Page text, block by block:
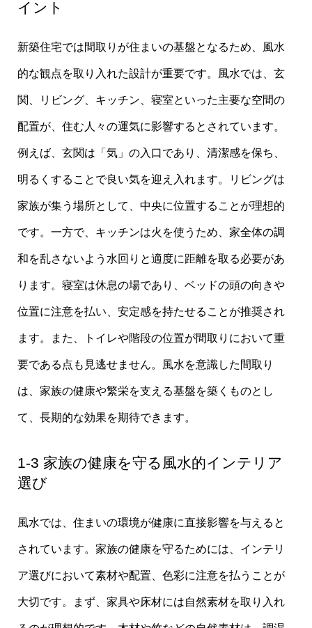
イント
新築住宅では間取りが住まいの基盤となるため、風水
的な観点を取り入れた設計が重要です。風水では、玄
関、リビング、キッチン、寝室といった主要な空間の
配置が、住む人々の運気に影響するとされています。
例えば、玄関は「気」の入口であり、清潔感を保ち、
明るくすることで良い気を迎え入れます。リビングは
家族が集う場所として、中央に位置することが理想的
です。一方で、キッチンは火を使うため、家全体の調
和を乱さないよう水回りと適度に距離を取る必要があ
ります。寝室は休息の場であり、ベッドの頭の向きや
位置に注意を払い、安定感を持たせることが推奨され
ます。また、トイレや階段の位置が間取りにおいて重
要である点も見逃せません。風水を意識した間取り
は、家族の健康や繁栄を支える基盤を築くものとし
て、長期的な効果を期待できます。
1-3 家族の健康を守る風水的インテリア
選び
風水では、住まいの環境が健康に直接影響を与えると
されています。家族の健康を守るためには、インテリ
ア選びにおいて素材や配置、色彩に注意を払うことが
大切です。まず、家具や床材には自然素材を取り入れ